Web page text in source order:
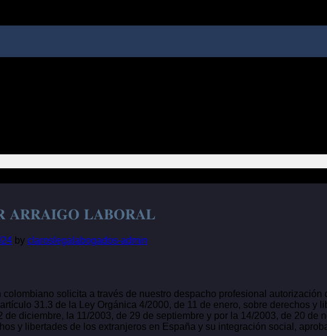
𝐀𝐑𝐑𝐀𝐈𝐆𝐎 𝐋𝐀𝐁𝐎𝐑𝐀𝐋
by claroslegalabogados-admin
solicita a través de nuestro despacho profesional
31.3 de la Ley Orgánica 4/2000, de 11 de enero, sobre derechos y
diciembre, la 11/2003, de 29 de septiembre y por la 14/2003, de 20 de
y libertades de los extranjeros en España y su integración social,